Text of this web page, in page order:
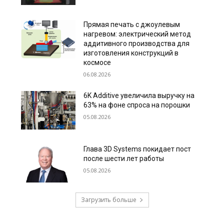
Прямая печать с джоулевым
нагревом: электрический метод
аддитивного производства для
изготовления конструкций в
космосе
06.08.2026
6K Additive увеличила выручку на
63% на фоне спроса на порошки
05.08.2026
Глава 3D Systems покидает пост
после шести лет работы
05.08.2026
Загрузить больше